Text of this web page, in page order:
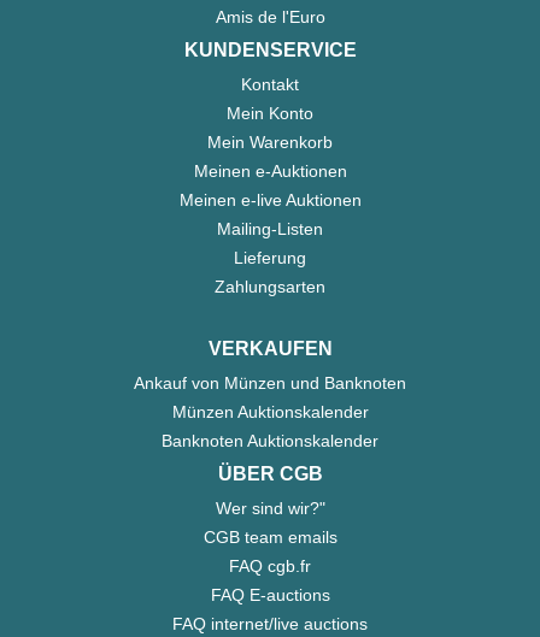
Amis de l'Euro
KUNDENSERVICE
Kontakt
Mein Konto
Mein Warenkorb
Meinen e-Auktionen
Meinen e-live Auktionen
Mailing-Listen
Lieferung
Zahlungsarten
VERKAUFEN
Ankauf von Münzen und Banknoten
Münzen Auktionskalender
Banknoten Auktionskalender
ÜBER CGB
Wer sind wir?"
CGB team emails
FAQ cgb.fr
FAQ E-auctions
FAQ internet/live auctions